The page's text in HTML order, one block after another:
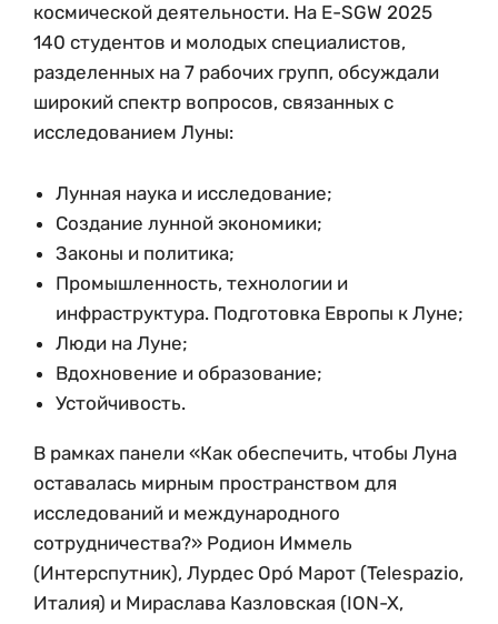
космической деятельности. На E-SGW 2025
140 студентов и молодых специалистов,
разделенных на 7 рабочих групп, обсуждали
широкий спектр вопросов, связанных с
исследованием Луны:
Лунная наука и исследование;
Создание лунной экономики;
Законы и политика;
Промышленность, технологии и
инфраструктура. Подготовка Европы к Луне;
Люди на Луне;
Вдохновение и образование;
Устойчивость.
В рамках панели «Как обеспечить, чтобы Луна
оставалась мирным пространством для
исследований и международного
сотрудничества?» Родион Иммель
(Интерспутник), Лурдес Орó Марот (Telespazio,
Италия) и Мираслава Казловская (ION-X,